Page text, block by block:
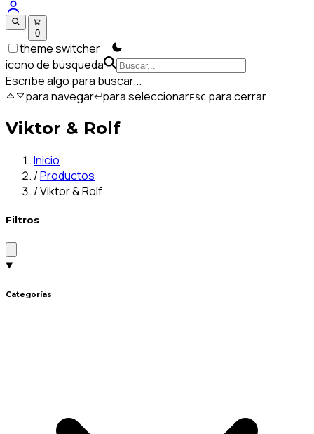
0
theme switcher
icono de búsqueda
Escribe algo para buscar...
para navegar para seleccionarESC para cerrar
Viktor & Rolf
Inicio
/Productos
/Viktor & Rolf
Filtros
Categorías